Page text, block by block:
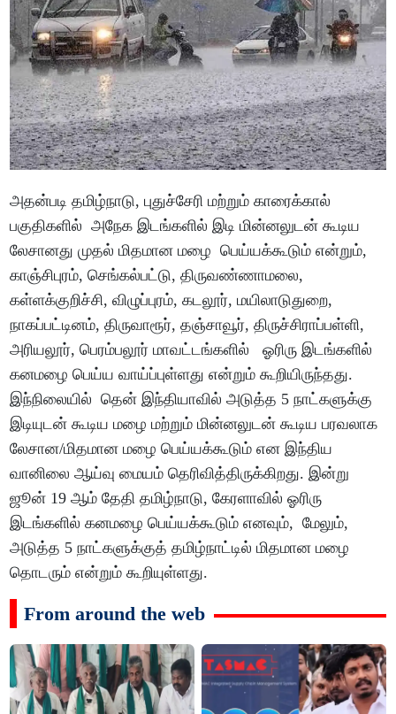
அதன்படி தமிழ்நாடு, புதுச்சேரி மற்றும் காரைக்கால்
பகுதிகளில் அநேக இடங்களில் இடி மின்னலுடன் கூடிய
லேசானது முதல் மிதமான மழை பெய்யக்கூடும் என்றும்,
காஞ்சிபுரம், செங்கல்பட்டு, திருவண்ணாமலை,
கள்ளக்குறிச்சி, விழுப்புரம், கடலூர், மயிலாடுதுறை,
நாகப்பட்டினம், திருவாரூர், தஞ்சாவூர், திருச்சிராப்பள்ளி,
அரியலூர், பெரம்பலூர் மாவட்டங்களில் ஓரிரு இடங்களில்
கனமழை பெய்ய வாய்ப்புள்ளது என்றும் கூறியிருந்தது.
இந்நிலையில் தென் இந்தியாவில் அடுத்த 5 நாட்களுக்கு
இடியுடன் கூடிய மழை மற்றும் மின்னலுடன் கூடிய பரவலாக
லேசான/மிதமான மழை பெய்யக்கூடும் என இந்திய
வானிலை ஆய்வு மையம் தெரிவித்திருக்கிறது. இன்று
ஜூன் 19 ஆம் தேதி தமிழ்நாடு, கேரளாவில் ஓரிரு
இடங்களில் கனமழை பெய்யக்கூடும் எனவும், மேலும்,
அடுத்த 5 நாட்களுக்குத் தமிழ்நாட்டில் மிதமான மழை
தொடரும் என்றும் கூறியுள்ளது.
From around the web